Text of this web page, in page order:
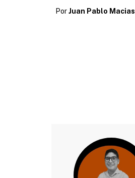
PorJuan Pablo Macias